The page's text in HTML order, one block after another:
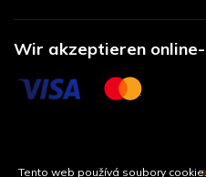
Tento web používá soubory
Wir akzeptieren